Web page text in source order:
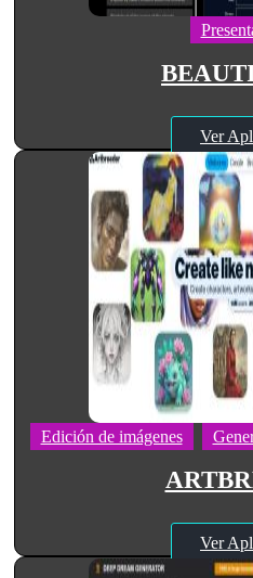
Ver
Edición de imágenes
Ver